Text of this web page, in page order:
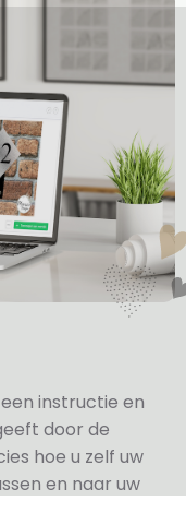
instructie en
door de
hoe u zelf uw
en naar uw